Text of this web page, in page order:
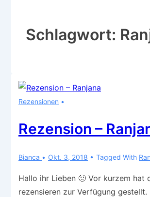
Schlagwort:
Rezensionen
Rezension –
Bianca Okt. 3, 2018 Tagged With
Hallo ihr Lieben 🙂 Vor kurzem hat
rezensieren zur Verfügung